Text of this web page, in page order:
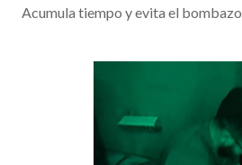
Acumula tiempo y evita el bombazo